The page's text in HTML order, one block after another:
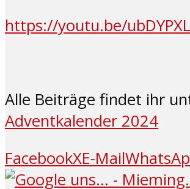
https://youtu.be/
Alle Beiträge findet ihr
Adventkalender 2024
FacebookXE-Mail